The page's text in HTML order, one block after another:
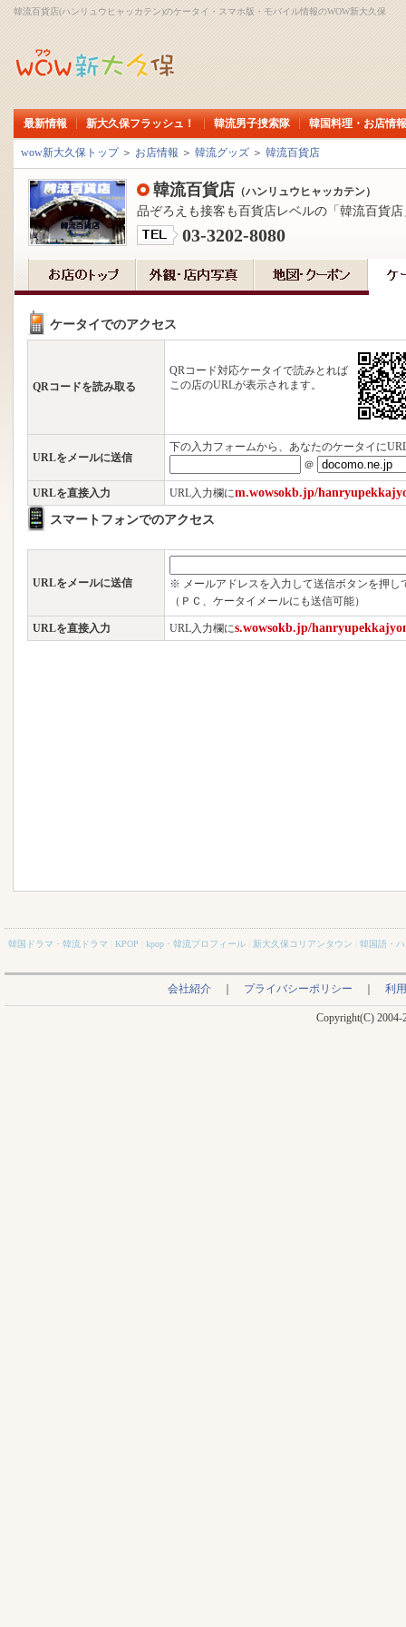
韓流百貨店(ハンリュウヒャッカテン)のケータイ・スマホ版・モバイル情報のWOW新大久保
最新情報 新大久保フラッシュ！ 韓流男子捜索隊 韓国料理・お店情報
wow新大久保トップ＞ お店情報 ＞ 韓流グッズ ＞ 韓流百貨店
韓流百貨店 （ハンリュウヒャッカテン）
品ぞろえも接客も百貨店レベルの「韓流百貨店
03-3202-8080
ケータイでのアクセス
QRコードを読み取る
QRコード対応ケータイで読みとれば
この店のURLが表示されます。
URLをメールに送信
下の入力フォームから、あなたのケータイに
＠
URLを直接入力 URL入力欄にm.wowsokb.jp/
スマートフォンでのアクセス
URLをメールに送信
※ メールアドレスを入力して送信ボタンを押し
（ＰＣ、ケータイメールにも送信可能）
URLを直接入力 URL入力欄にs.wowsokb.jp/
韓国ドラマ・韓流ドラマ KPOP kpop・韓流プロフィール 新大久保コリアンタウン 韓国語・
会社紹介 プライバシーポリシー 利
Copyright(C)